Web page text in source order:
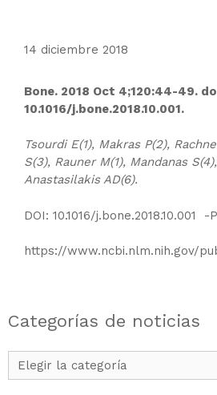
14 diciembre 2018
Bone. 2018 Oct 4;120:44-49.
10.1016/j.bone.2018.10.001.
Tsourdi E(1), Makras P(2),
S(3), Rauner M(1), Mandanas
Anastasilakis AD(6).
DOI: 10.1016/j.bone.2018.10.001 -
https://www.ncbi.nlm.nih.gov/
Categorías de noticias
Categorías
de